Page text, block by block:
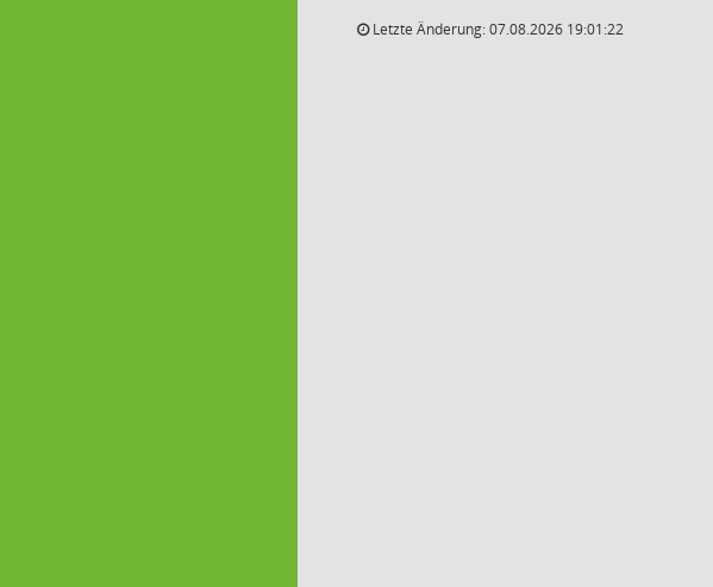
Letzte Änderung: 07.08.2026 19:01:22